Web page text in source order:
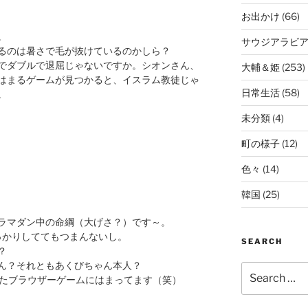
のは暑さで毛が抜けているのかしら？
ブルで退屈じゃないですか。シオンさん、
まるゲームが見つかると、イスラム教徒じゃ
ダン中の命綱（大げさ？）です～。
りしててもつまんないし。
？それともあくびちゃん本人？
ラウザーゲームにはまってます（笑）
お出かけ (66)
サウジアラビア
大輔＆姫(253)
日常生活(58)
未分類(4)
町の様子(12)
色々 (14)
韓国 (25)
SEARCH
for: